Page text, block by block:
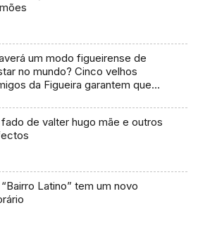
um modo figueirense de
no mundo? Cinco velhos
da Figueira garantem que
fado de valter hugo mãe e outros
Latino” tem um novo